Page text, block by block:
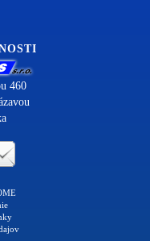
460